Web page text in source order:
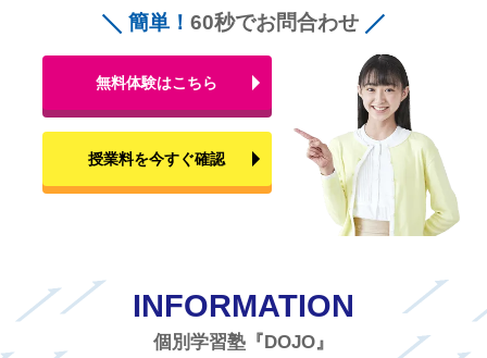
簡単！ 60秒でお問合わせ
無料体験はこちら
授業料を今すぐ確認
INFORMATION
個別学習塾『DOJO』